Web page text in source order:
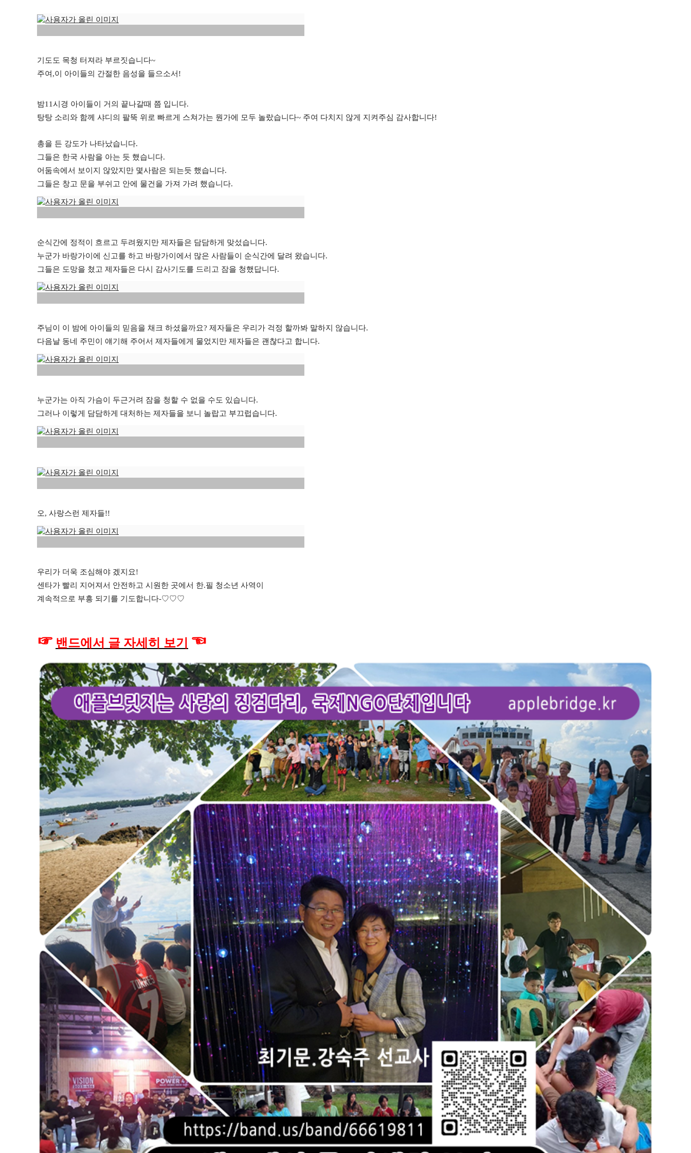
기도도 목청 터져라 부르짓습니다~
주여,이 아이들의 간절한 음성을 들으소서!
밤11시경 아이들이 거의 끝나갈때 쯤 입니다.
탕탕 소리와 함께 샤디의 팔뚝 위로 빠르게 스쳐가는 뭔가에 모두 놀랐습니다~ 주여 다치지 않게 지켜주심 감사합니다!
총을 든 강도가 나타났습니다.
그들은 한국 사람을 아는 듯 했습니다.
어둠속에서 보이지 않았지만 몇사람은 되는듯 했습니다.
그들은 창고 문을 부쉬고 안에 물건을 가져 가려 했습니다.
순식간에 정적이 흐르고 두려웠지만 제자들은 담담하게 맞섰습니다.
누군가 바랑가이에 신고를 하고 바랑가이에서 많은 사람들이 순식간에 달려 왔습니다.
그들은 도망을 쳤고 제자들은 다시 감사기도를 드리고 잠을 청했답니다.
주님이 이 밤에 아이들의 믿음을 채크 하셨을까요? 제자들은 우리가 걱정 할까봐 말하지 않습니다.
다음날 동네 주민이 얘기해 주어서 제자들에게 물었지만 제자들은 괜찮다고 합니다.
누군가는 아직 가슴이 두근거려 잠을 청할 수 없을 수도 있습니다.
그러나 이렇게 담담하게 대처하는 제자들을 보니 놀랍고 부끄럽습니다.
오, 사랑스런 제자들!!
우리가 더욱 조심해야 겠지요!
센타가 빨리 지어져서 안전하고 시원한 곳에서 한.필 청소년 사역이
계속적으로 부흥 되기를 기도합니다-♡♡♡
☞ 밴드에서 글 자세히 보기 ☜